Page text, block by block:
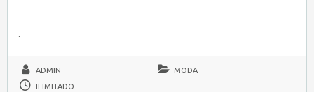
.
ADMIN
MODA
ILIMITADO